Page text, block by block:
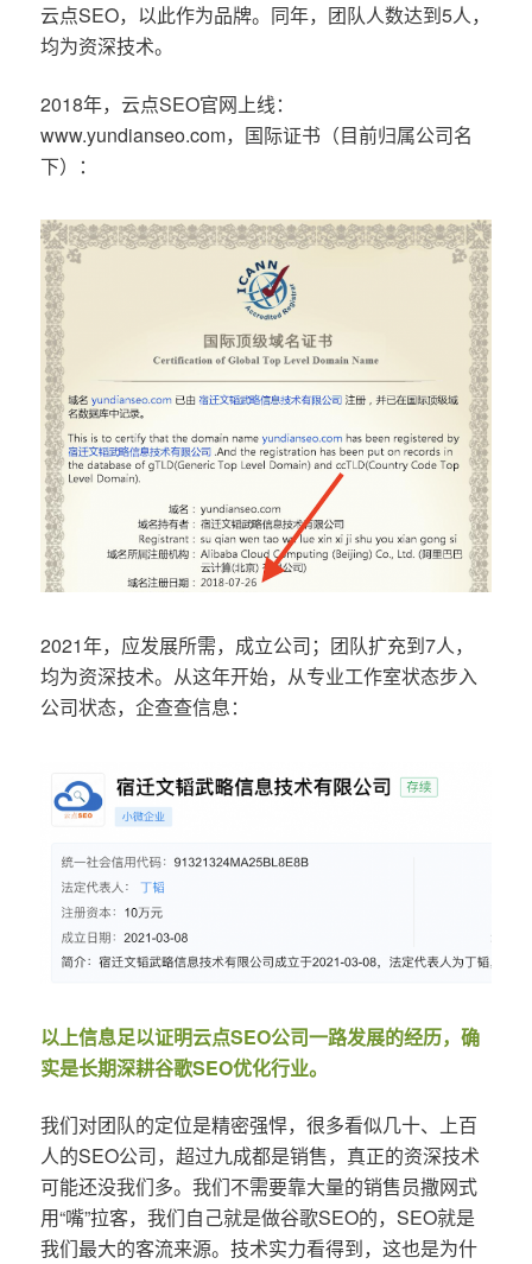
云点SEO，以此作为品牌。同年，团队人数达到5人，
均为资深技术。
2018年，云点SEO官网上线：
www.yundianseo.com，国际证书（目前归属公司名
下）：
2021年，应发展所需，成立公司；团队扩充到7人，
均为资深技术。从这年开始，从专业工作室状态步入
公司状态，企查查信息：
以上信息足以证明云点SEO公司一路发展的经历，确
实是长期深耕谷歌SEO优化行业。
我们对团队的定位是精密强悍，很多看似几十、上百
人的SEO公司，超过九成都是销售，真正的资深技术
可能还没我们多。我们不需要靠大量的销售员撒网式
用“嘴”拉客，我们自己就是做谷歌SEO的，SEO就是
我们最大的客流来源。技术实力看得到，这也是为什